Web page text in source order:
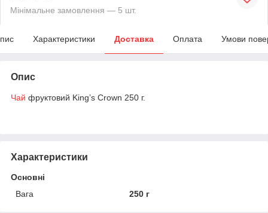
Мінімальне замовлення — 5 шт.
Характеристики Доставка Оплата Умови
Опис
Чай фруктовий King’s Crown 250 г.
Характеристики
Основні
Вага
250 г